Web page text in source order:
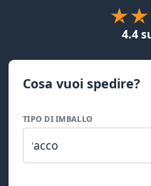
4.4
Cosa vuoi spedire?
TIPO DI IMBALLO